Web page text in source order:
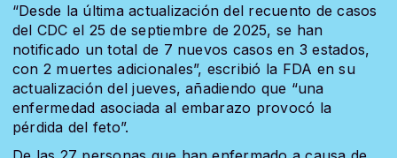
“Desde la última actualización del recuento de casos
del CDC el 25 de septiembre de 2025, se han
notificado un total de 7 nuevos casos en 3 estados,
con 2 muertes adicionales”, escribió la FDA en su
actualización del jueves, añadiendo que “una
enfermedad asociada al embarazo provocó la
pérdida del feto”.